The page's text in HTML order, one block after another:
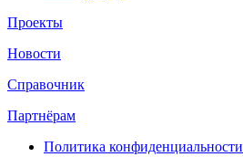
Проекты
Новости
Справочник
Партнёрам
Политика конфиденциальности